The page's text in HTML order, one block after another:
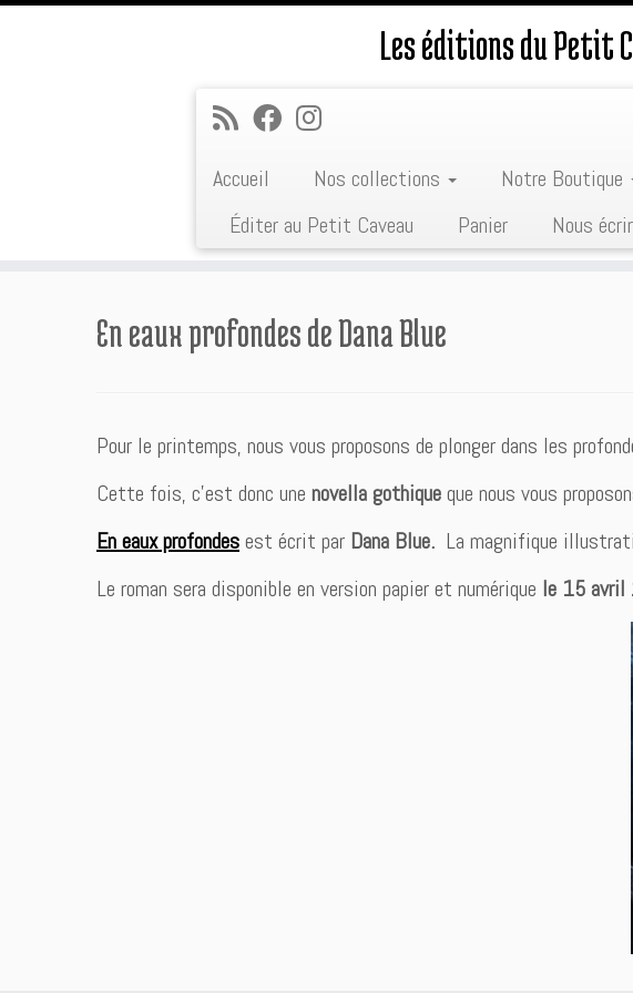
Les éditions du Petit
Accueil Nos collections Notre Boutique
Éditer au Petit Caveau
Panier Nous
En eaux profondes de Dana Blue
Pour le printemps, nous vous proposons de plonger dans les
Cette fois, c’est donc une novella gothiqueque nous vous
En eaux profondesest écrit par Dana Blue. La magnifique
Le roman sera disponible en version papier et numérique le 15 avril